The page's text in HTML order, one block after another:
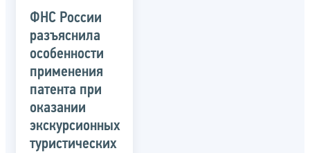
ФНС России
разъяснила
особенности
применения
патента при
оказании
экскурсионных
туристических